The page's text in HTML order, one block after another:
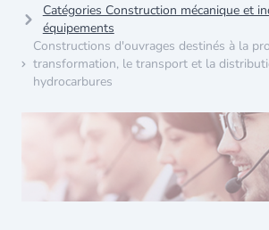
Catégories Construction mécanique et
équipements
Constructions d'ouvrages destinés à la
transformation, le transport et la
hydrocarbures